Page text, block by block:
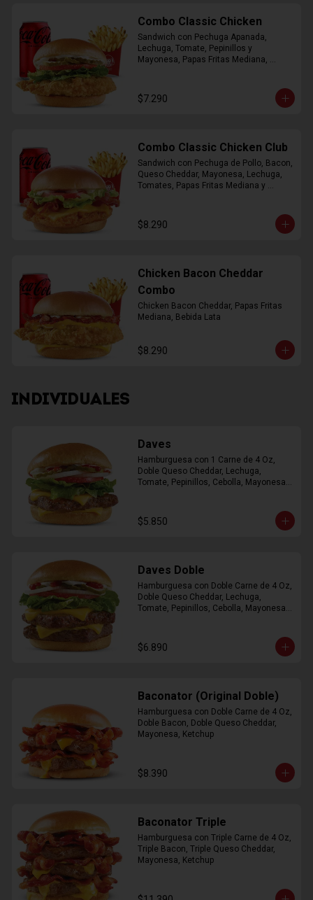
Combo Classic Chicken
Sandwich con Pechuga Apanada,
Lechuga, Tomate, Pepinillos y
Mayonesa, Papas Fritas Mediana,
$7.290
Combo Classic Chicken Club
Sandwich con Pechuga de Pollo, Bacon,
Queso Cheddar, Mayonesa, Lechuga,
Tomates, Papas Fritas Mediana y
$8.290
Chicken Bacon Cheddar
Combo
Chicken Bacon Cheddar, Papas Fritas
Mediana, Bebida Lata
$8.290
INDIVIDUALES
Daves
Hamburguesa con 1 Carne de 4 Oz,
Doble Queso Cheddar, Lechuga,
Tomate, Pepinillos, Cebolla, Mayonesa,
$5.850
Daves Doble
Hamburguesa con Doble Carne de 4 Oz,
Doble Queso Cheddar, Lechuga,
Tomate, Pepinillos, Cebolla, Mayonesa,
$6.890
Baconator (Original Doble)
Hamburguesa con Doble Carne de 4 Oz,
Doble Bacon, Doble Queso Cheddar,
Mayonesa, Ketchup
$8.390
Baconator Triple
Hamburguesa con Triple Carne de 4 Oz,
Triple Bacon, Triple Queso Cheddar,
Mayonesa, Ketchup